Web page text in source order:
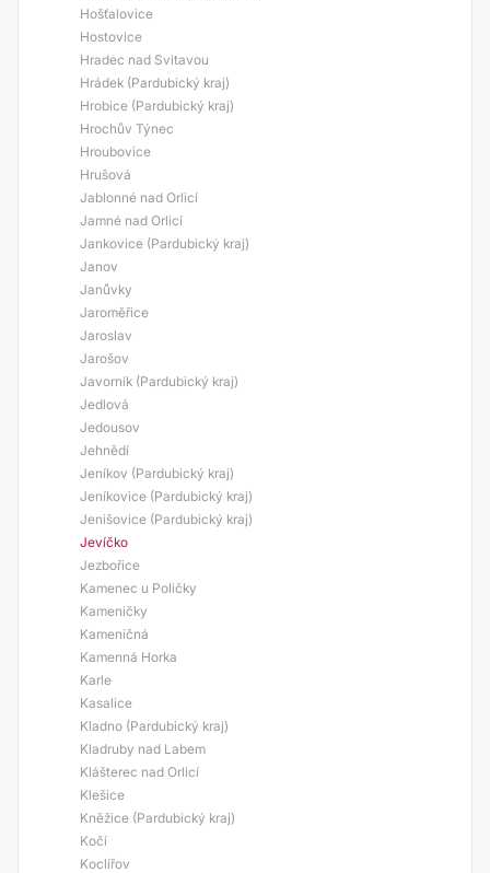
Hošťalovice
Hostovice
Hradec nad Svitavou
Hrádek (Pardubický kraj)
Hrobice (Pardubický kraj)
Hrochův Týnec
Hroubovice
Hrušová
Jablonné nad Orlicí
Jamné nad Orlicí
Jankovice (Pardubický kraj)
Janov
Janůvky
Jaroměřice
Jaroslav
Jarošov
Javorník (Pardubický kraj)
Jedlová
Jedousov
Jehnědí
Jeníkov (Pardubický kraj)
Jeníkovice (Pardubický kraj)
Jenišovice (Pardubický kraj)
Jevíčko
Jezbořice
Kamenec u Poličky
Kameničky
Kameničná
Kamenná Horka
Karle
Kasalice
Kladno (Pardubický kraj)
Kladruby nad Labem
Klášterec nad Orlicí
Klešice
Kněžice (Pardubický kraj)
Kočí
Koclířov